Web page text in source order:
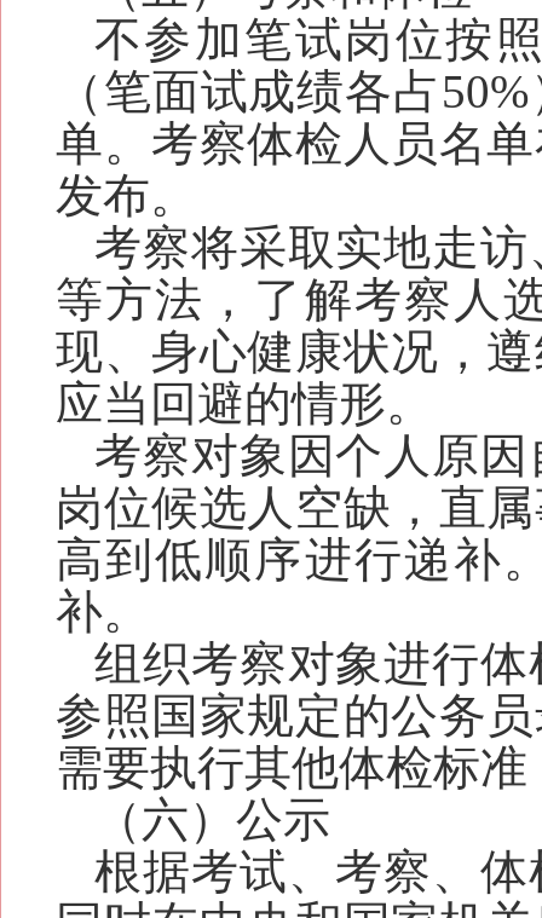
不参加笔试岗位按
（笔面试成绩各占
单。考察体检人员名
发布。
考察将采取实地走
等方法，了解考察人
现、身心健康状况，
应当回避的情形。
考察对象因个人原
岗位候选人空缺，直
高到低顺序进行递补
补。
组织考察对象进行
参照国家规定的公务
需要执行其他体检标
（六）公示
根据考试、考察、